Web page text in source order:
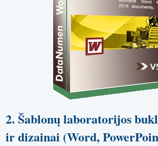
2. Šablonų laboratorijos
ir dizainai (Word,